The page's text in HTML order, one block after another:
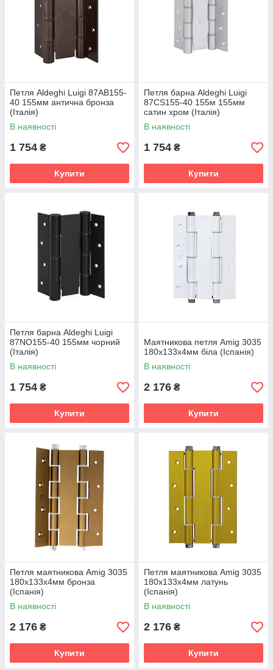
Петля Aldeghi Luigi 87AB155-
40 155мм антична бронза
(Італія)
В наявності
1 754 ₴
Купити
Петля барна Aldeghi Luigi
87CS155-40 155м 155мм
сатин хром (Італія)
В наявності
1 754 ₴
Купити
Петля барна Aldeghi Luigi
87NO155-40 155мм чорний
(Італія)
В наявності
1 754 ₴
Купити
Маятникова петля Amig 3035
180х133х4мм біла (Іспанія)
В наявності
2 176 ₴
Купити
Петля маятникова Amig 3035
180х133х4мм бронза
(Іспанія)
В наявності
2 176 ₴
Купити
Петля маятникова Amig 3035
180х133х4мм латунь
(Іспанія)
В наявності
2 176 ₴
Купити